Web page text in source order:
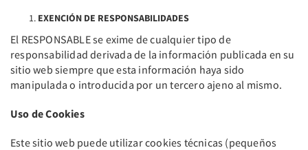
EXENCIÓN DE RESPONSABILIDADES
El RESPONSABLE se exime de cualquier tipo de
responsabilidad derivada de la información publicada en su
sitio web siempre que esta información haya sido
manipulada o introducida por un tercero ajeno al mismo.
Uso de Cookies
Este sitio web puede utilizar cookies técnicas (pequeños